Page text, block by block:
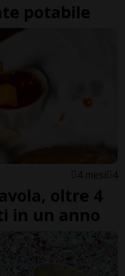
potabile
4 mesi 4
oltre 4
in un anno